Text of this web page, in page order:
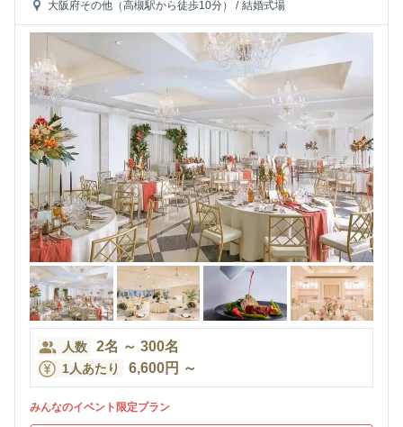
大阪府その他（高槻駅から徒歩10分） / 結婚式場
人数 2名 ～ 300名
1人あたり 6,600円 ～
みんなのイベント限定プラン